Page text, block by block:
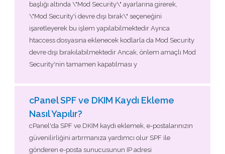
başlığı altında \"Mod Security\" ayarlarına girerek,
\"Mod Security'i devre dışı bırak\" seçeneğini
işaretleyerek bu işlem yapılabilmektedir Ayrıca
htaccess dosyasına eklenecek kodlarla da Mod Security
devre dışı bırakılabilmektedir Ancak, önlem amaçlı Mod
Security'nin tamamen kapatılması y
cPanel SPF ve DKIM Kaydı Ekleme
Nasıl Yapılır?
cPanel'da SPF ve DKIM kaydı eklemek, e-postalarınızın
güvenilirliğini artırmanıza yardımcı olur SPF ile
gönderen e-posta sunucusunun IP adresi